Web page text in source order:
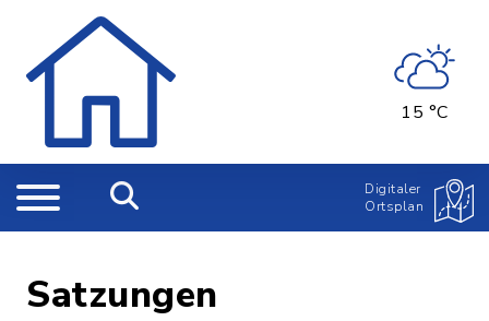
15 °C
Digitaler
Ortsplan
Satzungen